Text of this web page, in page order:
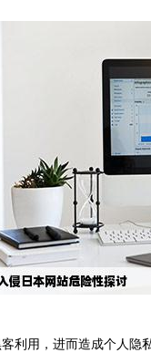
利用，进而造成个人